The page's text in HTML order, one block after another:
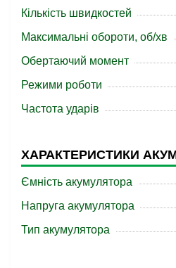
Кількість швидкостей
Максимальні обороти, об/хв
Обертаючий момент
Режими роботи
Частота ударів
ХАРАКТЕРИСТИКИ
Ємність акумулятора
Напруга акумулятора
Тип акумулятора